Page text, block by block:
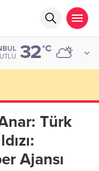
32°C
Türk
Ajansı